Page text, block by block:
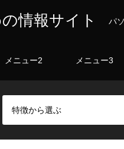
情報サイト パ
メニュー2 メニュー3
特徴から選ぶ